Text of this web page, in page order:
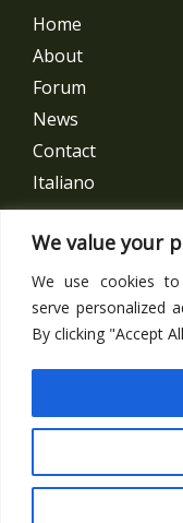
We value your
We use cookies to
serve personalized
By clicking "Accept
Home
About
Forum
News
Contact
Italiano
Get In Touch
Follow us
Facebook